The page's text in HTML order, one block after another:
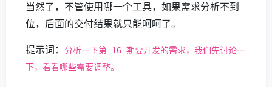
当然了，不管使用哪一个工具，如果需求分析不到
位，后面的交付结果就只能呵呵了。
提示词：
分析一下第 16 期要开发的需求，我们先讨论一
下，看看哪些需要调整。